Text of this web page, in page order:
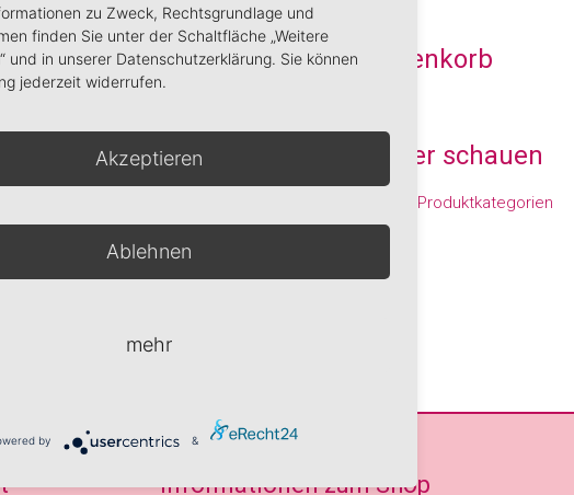
In den Warenkorb
030-04-051 Kategorien:
Warenkorb
weiter schauen
zu den Produktkategorien
Informationen zum Shop
zu Zweck, Rechtsgrundlage und
finden Sie unter der Schaltfläche „Weitere
und in unserer Datenschutzerklärung. Sie können
jederzeit widerrufen.
Akzeptieren
Ablehnen
mehr
by &